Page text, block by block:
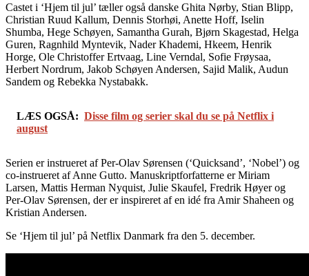
Castet i ‘Hjem til jul’ tæller også danske Ghita Nørby, Stian Blipp,
Christian Ruud Kallum, Dennis Storhøi, Anette Hoff, Iselin
Shumba, Hege Schøyen, Samantha Gurah, Bjørn Skagestad, Helga
Guren, Ragnhild Myntevik, Nader Khademi, Hkeem, Henrik
Horge, Ole Christoffer Ertvaag, Line Verndal, Sofie Frøysaa,
Herbert Nordrum, Jakob Schøyen Andersen, Sajid Malik, Audun
Sandem og Rebekka Nystabakk.
LÆS OGSÅ: Disse film og serier skal du se på Netflix i
august
Serien er instrueret af Per-Olav Sørensen (‘Quicksand’, ‘Nobel’) og
co-instrueret af Anne Gutto. Manuskriptforfatterne er Miriam
Larsen, Mattis Herman Nyquist, Julie Skaufel, Fredrik Høyer og
Per-Olav Sørensen, der er inspireret af en idé fra Amir Shaheen og
Kristian Andersen.
Se ‘Hjem til jul’ på Netflix Danmark fra den 5. december.